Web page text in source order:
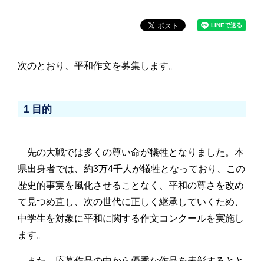
次のとおり、平和作文を募集します。
1 目的
先の大戦では多くの尊い命が犠牲となりました。本
県出身者では、約3万4千人が犠牲となっており、この
歴史的事実を風化させることなく、平和の尊さを改め
て見つめ直し、次の世代に正しく継承していくため、
中学生を対象に平和に関する作文コンクールを実施し
ます。